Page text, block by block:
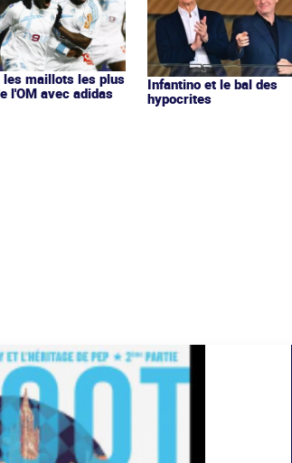
les maillots les plus
l'OM avec adidas
Infantino et le bal des
hypocrites